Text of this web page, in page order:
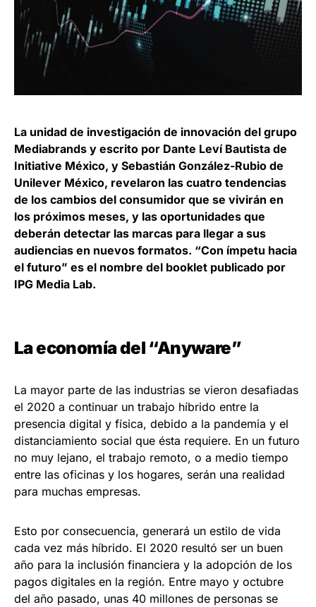
La unidad de investigación de innovación del grupo
Mediabrands y escrito por Dante Leví Bautista de
Initiative México, y Sebastián González-Rubio de
Unilever México, revelaron las cuatro tendencias
de los cambios del consumidor que se vivirán en
los próximos meses, y las oportunidades que
deberán detectar las marcas para llegar a sus
audiencias en nuevos formatos. “Con ímpetu hacia
el futuro” es el nombre del booklet publicado por
IPG Media Lab.
La economía del “Anyware”
La mayor parte de las industrias se vieron desafiadas
el 2020 a continuar un trabajo híbrido entre la
presencia digital y física, debido a la pandemia y el
distanciamiento social que ésta requiere. En un futuro
no muy lejano, el trabajo remoto, o a medio tiempo
entre las oficinas y los hogares, serán una realidad
para muchas empresas.
Esto por consecuencia, generará un estilo de vida
cada vez más híbrido. El 2020 resultó ser un buen
año para la inclusión financiera y la adopción de los
pagos digitales en la región. Entre mayo y octubre
del año pasado, unas 40 millones de personas se